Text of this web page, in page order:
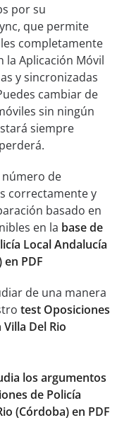
por su
que permite
completamente
la Aplicación Móvil
y sincronizadas
cambiar de
sin ningún
siempre
número de
correctamente y
basado en
en la base de
Local Andalucía
en PDF
de una manera
test Oposiciones
Del Rio
los argumentos
de Policía
(Córdoba) en PDF